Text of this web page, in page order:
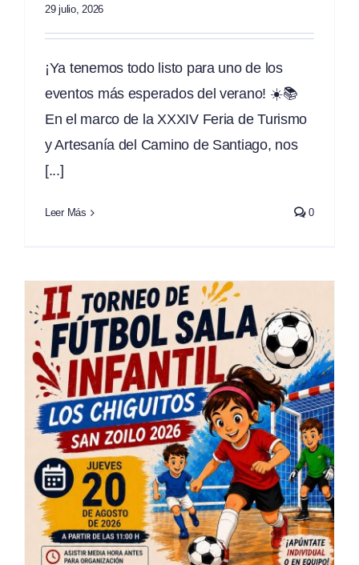
29 julio, 2026
¡Ya tenemos todo listo para uno de los
eventos más esperados del verano! ☀️📚
En el marco de la XXXIV Feria de Turismo
y Artesanía del Camino de Santiago, nos
[...]
Leer Más 0